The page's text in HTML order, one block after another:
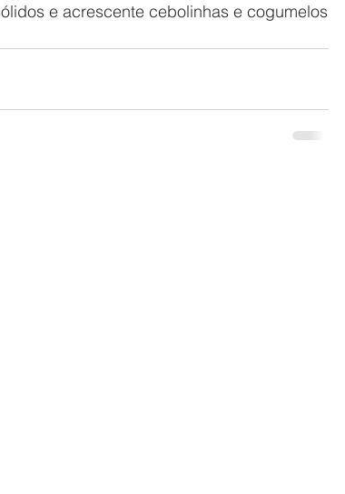
e acrescente cebolinhas e cogumelos